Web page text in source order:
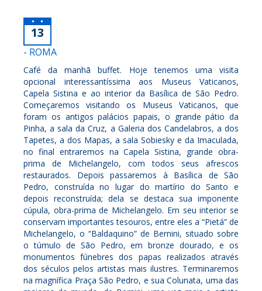
13
- ROMA
Café da manhã buffet. Hoje tenemos uma visita
opcional interessantíssima aos Museus Vaticanos,
Capela Sistina e ao interior da Basílica de São Pedro.
Começaremos visitando os Museus Vaticanos, que
foram os antigos palácios papais, o grande pátio da
Pinha, a sala da Cruz, a Galeria dos Candelabros, a dos
Tapetes, a dos Mapas, a sala Sobiesky e da Imaculada,
no final entraremos na Capela Sistina, grande obra-
prima de Michelangelo, com todos seus afrescos
restaurados. Depois passaremos à Basílica de São
Pedro, construída no lugar do martírio do Santo e
depois reconstruída; dela se destaca sua imponente
cúpula, obra-prima de Michelangelo. Em seu interior se
conservam importantes tesouros, entre eles a “Pietá” de
Michelangelo, o “Baldaquino” de Bernini, situado sobre
o túmulo de São Pedro, em bronze dourado, e os
monumentos fúnebres dos papas realizados através
dos séculos pelos artistas mais ilustres. Terminaremos
na magnífica Praça São Pedro, e sua Colunata, uma das